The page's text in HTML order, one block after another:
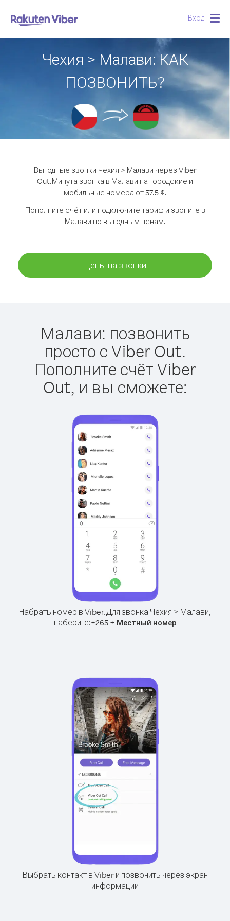
Вход
Чехия > Малави: КАК
ПОЗВОНИТЬ?
Выгодные звонки Чехия > Малави через Viber
Out.Минута звонка в Малави на городские и
мобильные номера от 57.5 ¢.
Пополните счёт или подключите тариф и звоните в
Малави по выгодным ценам.
Цены на звонки
Малави: позвонить
просто с Viber Out.
Пополните счёт Viber
Out, и вы сможете:
Набрать номер в Viber.Для звонка Чехия > Малави,
наберите:+265+ Местный номер
Выбрать контакт в Viber и позвонить через экран
информации